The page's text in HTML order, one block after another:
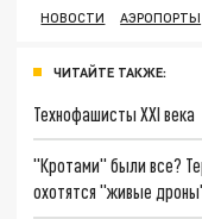
НОВОСТИ
АЭРОПОРТЫ
ЧИТАЙТЕ ТАКЖЕ:
Технофашисты XXI века
"Кротами" были все?
охотятся "живые